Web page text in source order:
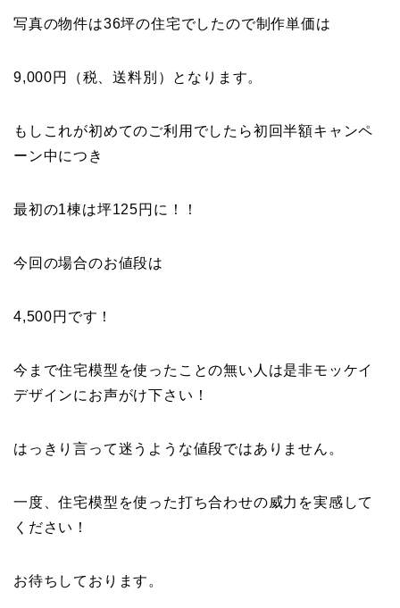
写真の物件は36坪の住宅でしたので制作単価は
9,000円（税、送料別）となります。
もしこれが初めてのご利用でしたら初回半額キャンペ
ーン中につき
最初の1棟は坪125円に！！
今回の場合のお値段は
4,500円です！
今まで住宅模型を使ったことの無い人は是非モッケイ
デザインにお声がけ下さい！
はっきり言って迷うような値段ではありません。
一度、住宅模型を使った打ち合わせの威力を実感して
ください！
お待ちしております。